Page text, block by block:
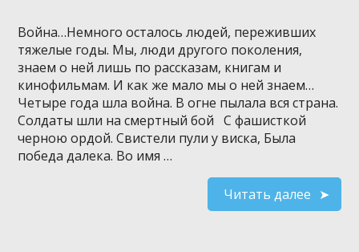
Война…Немного осталось людей, переживших
тяжелые годы. Мы, люди другого поколения,
знаем о ней лишь по рассказам, книгам и
кинофильмам. И как же мало мы о ней знаем…
Четыре года шла война. В огне пылала вся страна.
Солдаты шли на смертный бой С фашисткой
черною ордой. Свистели пули у виска, Была
победа далека. Во имя …
Читать далее